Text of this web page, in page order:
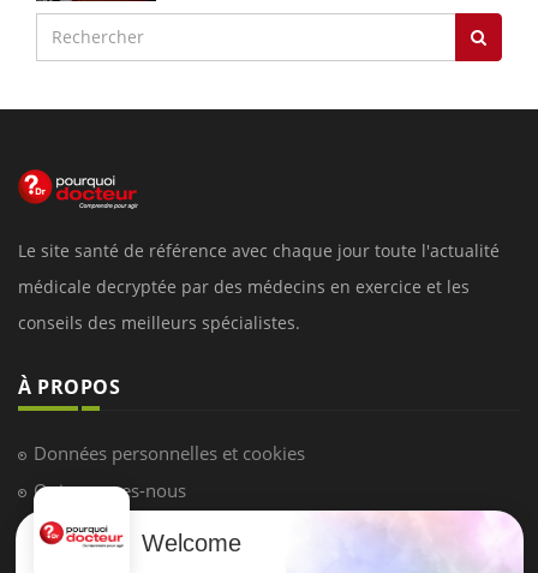
Le site santé de référence avec chaque jour toute l'actualité
médicale decryptée par des médecins en exercice et les
conseils des meilleurs spécialistes.
À PROPOS
Données personnelles et cookies
Qui sommes-nous
Conditions d'utilisation
Welcome